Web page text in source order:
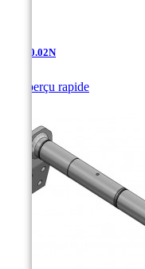
AD-10.02N
Aperçu rapide